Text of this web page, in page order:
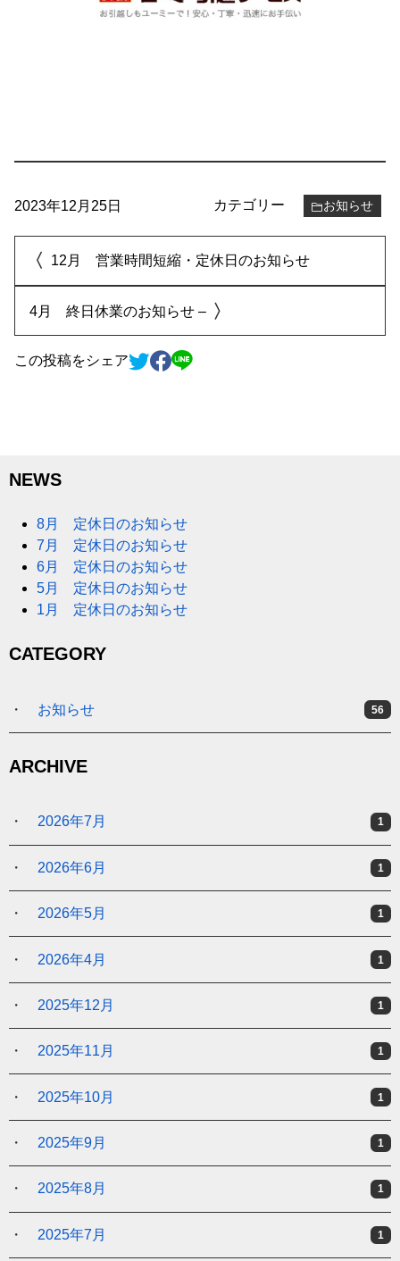
2023年12月25日 カテゴリー お知らせ
12月 営業時間短縮・定休日のお知らせ
4月 終日休業のお知らせ –
この投稿をシェア
NEWS
8月 定休日のお知らせ
7月 定休日のお知らせ
6月 定休日のお知らせ
5月 定休日のお知らせ
1月 定休日のお知らせ
CATEGORY
お知らせ 56
ARCHIVE
2026年7月 1
2026年6月 1
2026年5月 1
2026年4月 1
2025年12月 1
2025年11月 1
2025年10月 1
2025年9月 1
2025年8月 1
2025年7月 1